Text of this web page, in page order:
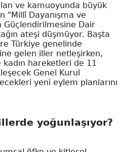
ve kamuoyunda büyük
"Millî Dayanışma ve
Güçlendirilmesine Dair
ateşi düşmüyor. Başta
Türkiye genelinde
gelen iller netleşirken,
hareketleri de 11
Genel Kurul
yeni eylem planlarını
yoğunlaşıyor?